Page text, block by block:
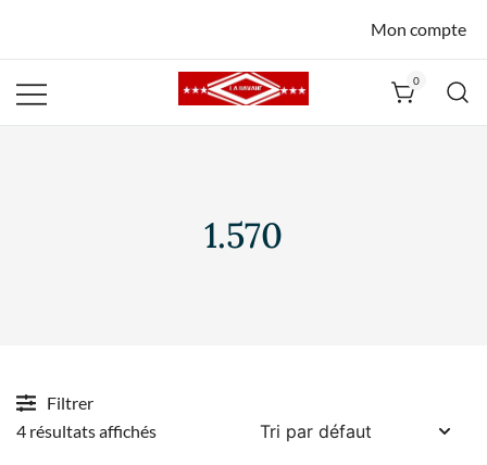
Mon compte
0
1.570
Filtrer
4 résultats affichés